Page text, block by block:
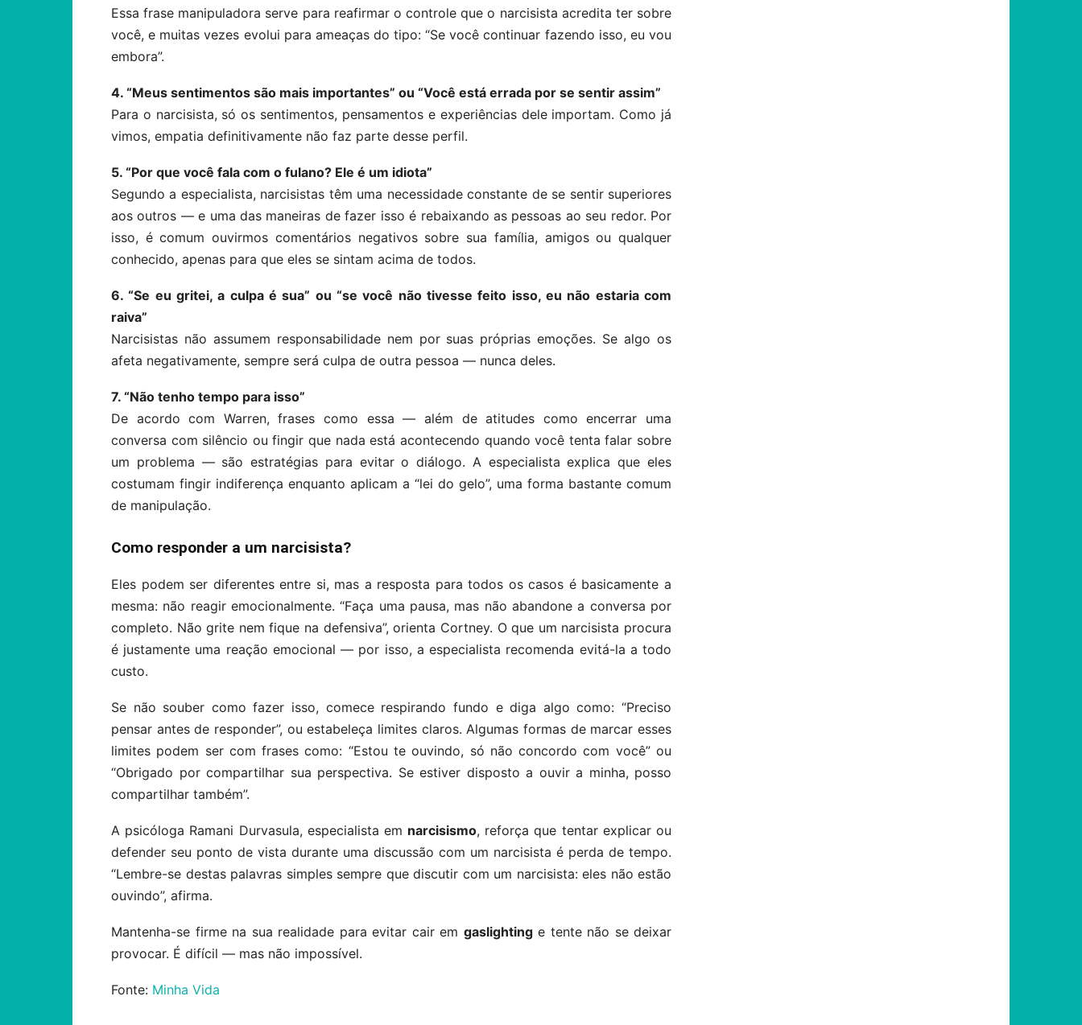
Essa frase manipuladora serve para reafirmar o controle que o narcisista acredita ter sobre
você, e muitas vezes evolui para ameaças do tipo: “Se você continuar fazendo isso, eu vou
embora”.
4. “Meus sentimentos são mais importantes” ou “Você está errada por se sentir assim”
Para o narcisista, só os sentimentos, pensamentos e experiências dele importam. Como já
vimos, empatia definitivamente não faz parte desse perfil.
5. “Por que você fala com o fulano? Ele é um idiota”
Segundo a especialista, narcisistas têm uma necessidade constante de se sentir superiores
aos outros — e uma das maneiras de fazer isso é rebaixando as pessoas ao seu redor. Por
isso, é comum ouvirmos comentários negativos sobre sua família, amigos ou qualquer
conhecido, apenas para que eles se sintam acima de todos.
6. “Se eu gritei, a culpa é sua” ou “se você não tivesse feito isso, eu não estaria com
raiva”
Narcisistas não assumem responsabilidade nem por suas próprias emoções. Se algo os
afeta negativamente, sempre será culpa de outra pessoa — nunca deles.
7. “Não tenho tempo para isso”
De acordo com Warren, frases como essa — além de atitudes como encerrar uma
conversa com silêncio ou fingir que nada está acontecendo quando você tenta falar sobre
um problema — são estratégias para evitar o diálogo. A especialista explica que eles
costumam fingir indiferença enquanto aplicam a “lei do gelo”, uma forma bastante comum
de manipulação.
Como responder a um narcisista?
Eles podem ser diferentes entre si, mas a resposta para todos os casos é basicamente a
mesma: não reagir emocionalmente. “Faça uma pausa, mas não abandone a conversa por
completo. Não grite nem fique na defensiva”, orienta Cortney. O que um narcisista procura
é justamente uma reação emocional — por isso, a especialista recomenda evitá-la a todo
custo.
Se não souber como fazer isso, comece respirando fundo e diga algo como: “Preciso
pensar antes de responder”, ou estabeleça limites claros. Algumas formas de marcar esses
limites podem ser com frases como: “Estou te ouvindo, só não concordo com você” ou
“Obrigado por compartilhar sua perspectiva. Se estiver disposto a ouvir a minha, posso
compartilhar também”.
A psicóloga Ramani Durvasula, especialista em narcisismo, reforça que tentar explicar ou
defender seu ponto de vista durante uma discussão com um narcisista é perda de tempo.
“Lembre-se destas palavras simples sempre que discutir com um narcisista: eles não estão
ouvindo”, afirma.
Mantenha-se firme na sua realidade para evitar cair em gaslightinge tente não se deixar
provocar. É difícil — mas não impossível.
Fonte: Minha Vida